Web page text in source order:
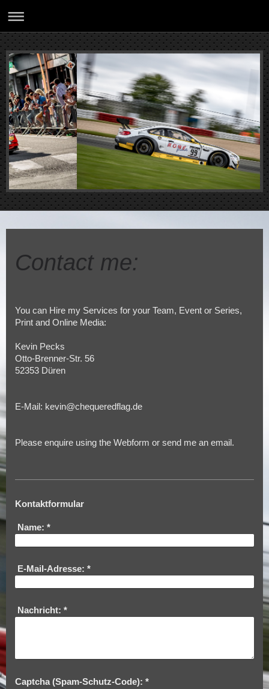
Contact me:
You can Hire my Services for your Team, Event or Series,
Print and Online Media:
Kevin Pecks
Otto-Brenner-Str. 56
52353 Düren
E-Mail: kevin@chequeredflag.de
Please enquire using the Webform or send me an email.
Kontaktformular
Name: *
E-Mail-Adresse: *
Nachricht: *
Captcha (Spam-Schutz-Code): *